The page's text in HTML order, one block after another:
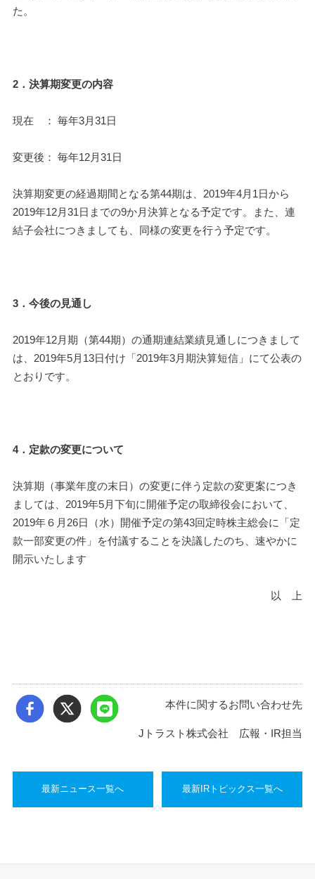
た。
2．決算期変更の内容
現在　： 毎年3月31日
変更後： 毎年12月31日
決算期変更の経過期間となる第44期は、2019年4月1日から
2019年12月31日までの9か月決算となる予定です。また、連
結子会社につきましても、同様の変更を行う予定です。
3．今後の見通し
2019年12月期（第44期）の通期連結業績見通しにつきまして
は、2019年5月13日付け「2019年3月期決算短信」にて公表の
とおりです。
4．定款の変更について
決算期（事業年度の末日）の変更に伴う定款の変更案につき
ましては、2019年5月下旬に開催予定の取締役会において、
2019年６月26日（水）開催予定の第43回定時株主総会に「定
款一部変更の件」を付議することを決議したのち、速やかに
開示いたします
以　上
本件に関するお問い合わせ先
Jトラスト株式会社 広報・IR担当
最新ニュース一覧へ 最新IRトピックス一覧へ